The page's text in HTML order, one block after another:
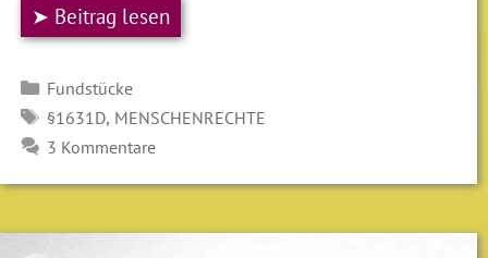
➤ Beitrag lesen
Kategorien
Fundstücke
SCHLAGWÖRTER
§1631D, MENSCHENRECHTE
3 Kommentare